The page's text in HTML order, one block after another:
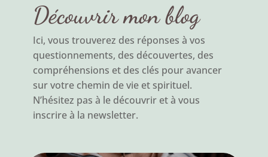
Découvrir mon blog
Ici, vous trouverez des réponses à vos
questionnements, des découvertes, des
compréhensions et des clés pour avancer
sur votre chemin de vie et spirituel.
N’hésitez pas à le découvrir et à vous
inscrire à la newsletter.